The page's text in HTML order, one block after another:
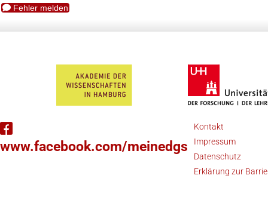
Fehler melden
www.facebook.com/meinedgs
Kontakt
Impressum
Datenschutz
Erklärung zur